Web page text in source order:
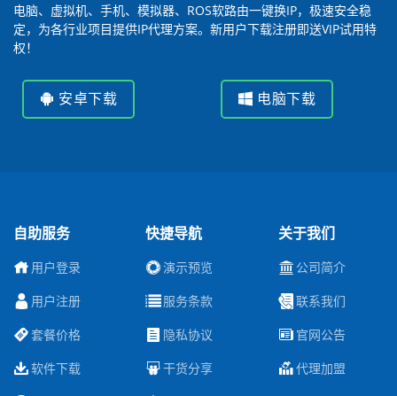
电脑、虚拟机、手机、模拟器、ROS软路由一键换IP，极速安全稳
定，为各行业项目提供IP代理方案。新用户下载注册即送VIP试用特
权！
安卓下载 电脑下载
自助服务
用户登录
用户注册
套餐价格
软件下载
快捷导航
演示预览
服务条款
隐私协议
干货分享
关于我们
公司简介
联系我们
官网公告
代理加盟